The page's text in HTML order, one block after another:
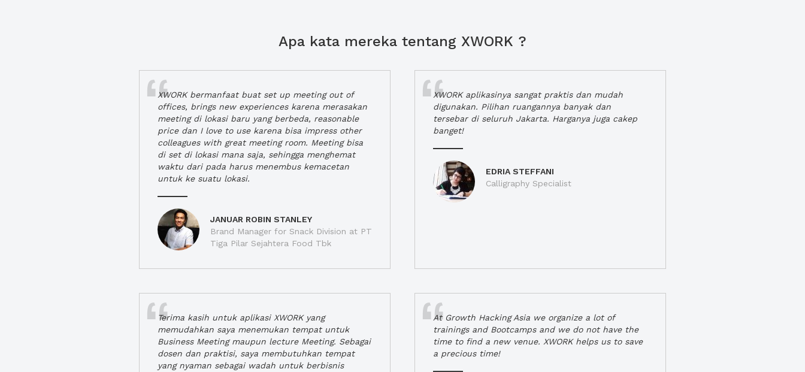
Apa kata mereka tentang XWORK ?
XWORK bermanfaat buat set up meeting out of
offices, brings new experiences karena merasakan
meeting di lokasi baru yang berbeda, reasonable
price dan I love to use karena bisa impress other
colleagues with great meeting room. Meeting bisa
di set di lokasi mana saja, sehingga menghemat
waktu dari pada harus menembus kemacetan
untuk ke suatu lokasi.
JANUAR ROBIN STANLEY
Brand Manager for Snack Division at PT
Tiga Pilar Sejahtera Food Tbk
XWORK aplikasinya sangat praktis dan mudah
digunakan. Pilihan ruangannya banyak dan
tersebar di seluruh Jakarta. Harganya juga cakep
banget!
EDRIA STEFFANI
Calligraphy Specialist
Terima kasih untuk aplikasi XWORK yang
memudahkan saya menemukan tempat untuk
Business Meeting maupun lecture Meeting. Sebagai
dosen dan praktisi, saya membutuhkan tempat
yang nyaman sebagai wadah untuk berbisnis
At Growth Hacking Asia we organize a lot of
trainings and Bootcamps and we do not have the
time to find a new venue. XWORK helps us to save
a precious time!